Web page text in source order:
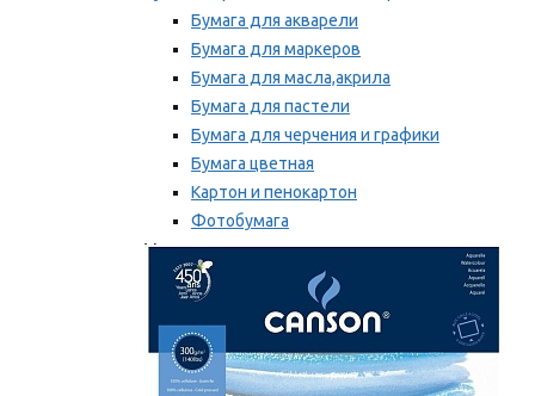
Бумага для акварели
Бумага для маркеров
Бумага для масла,акрила
Бумага для пастели
Бумага для черчения и графики
Бумага цветная
Картон и пенокартон
Фотобумага
Мы рекомендуем